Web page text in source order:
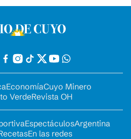
EconomíaCuyo Minero
VerdeRevista OH
EspectáculosArgentina
En las redes